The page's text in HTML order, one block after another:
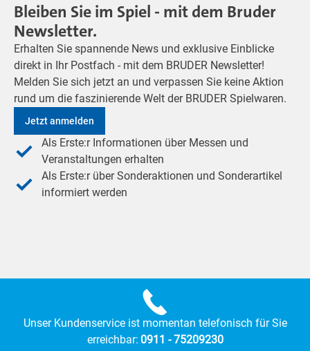
Bleiben Sie im Spiel - mit dem Bruder
Newsletter.
Erhalten Sie spannende News und exklusive Einblicke
direkt in Ihr Postfach - mit dem BRUDER Newsletter!
Melden Sie sich jetzt an und verpassen Sie keine Aktion
rund um die faszinierende Welt der BRUDER Spielwaren.
Jetzt anmelden
Als Erste:r Informationen über Messen und
Veranstaltungen erhalten
Als Erste:r über Sonderaktionen und Sonderartikel
informiert werden
Unser Kundenservice ist momentan telefonisch für Sie
erreichbar: 0911 - 75209230